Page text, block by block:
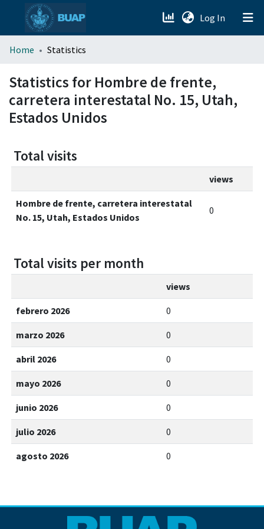
Log In (current)
menu.section.about_menu
All of DSpace
Home Statistics
Statistics for Hombre de frente,
carretera interestatal No. 15, Utah,
Estados Unidos
Total visits
views
Hombre de frente, carretera interestatal
No. 15, Utah, Estados Unidos
0
Total visits per month
views
febrero 2026 0
marzo 2026 0
abril 2026 0
mayo 2026 0
junio 2026 0
julio 2026 0
agosto 2026 0